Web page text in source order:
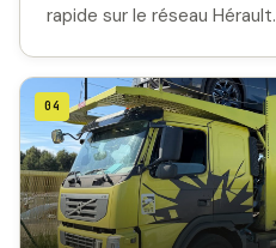
rapide sur le réseau Hérault.
04